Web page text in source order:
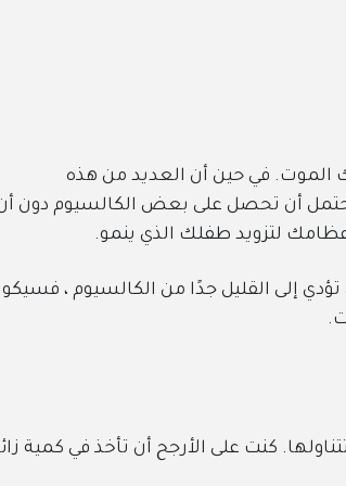
الموت. في حين أن العديد من هذه
أن تحصل على بعض الكالسيوم دون
لتزويد طفلك الذي ينمو.
إلى القليل جدًا من الكالسيوم ،
كنت على الأرجح أن تأخذ في كمية